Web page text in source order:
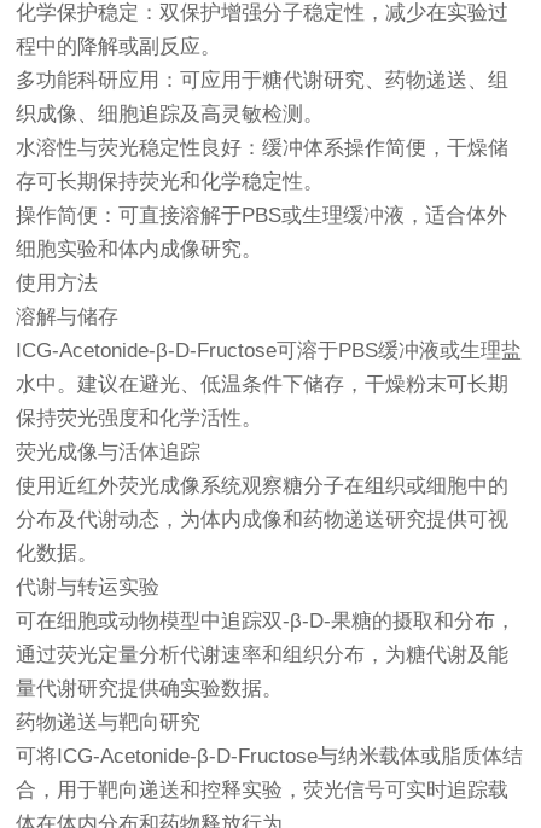
化学保护稳定：双保护增强分子稳定性，减少在实验过
程中的降解或副反应。
多功能科研应用：可应用于糖代谢研究、药物递送、组
织成像、细胞追踪及高灵敏检测。
水溶性与荧光稳定性良好：缓冲体系操作简便，干燥储
存可长期保持荧光和化学稳定性。
操作简便：可直接溶解于PBS或生理缓冲液，适合体外
细胞实验和体内成像研究。
使用方法
溶解与储存
ICG-Acetonide-β-D-Fructose可溶于PBS缓冲液或生理盐
水中。建议在避光、低温条件下储存，干燥粉末可长期
保持荧光强度和化学活性。
荧光成像与活体追踪
使用近红外荧光成像系统观察糖分子在组织或细胞中的
分布及代谢动态，为体内成像和药物递送研究提供可视
化数据。
代谢与转运实验
可在细胞或动物模型中追踪双-β-D-果糖的摄取和分布，
通过荧光定量分析代谢速率和组织分布，为糖代谢及能
量代谢研究提供确实验数据。
药物递送与靶向研究
可将ICG-Acetonide-β-D-Fructose与纳米载体或脂质体结
合，用于靶向递送和控释实验，荧光信号可实时追踪载